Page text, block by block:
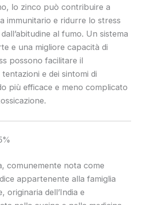
lo zinco può contribuire a
immunitario e ridurre lo stress
al fumo. Un sistema
e una migliore capacità di
possono facilitare il
e dei sintomi di
più efficace e meno complicato
comunemente nota come
appartenente alla famiglia
originaria dell’India e